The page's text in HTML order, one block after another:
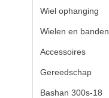
Wiel ophanging
Wielen en banden
Accessoires(62)
Gereedschap(8)
Bashan 300s-18